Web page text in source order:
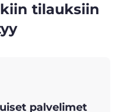
tilauksiin
palvelimet